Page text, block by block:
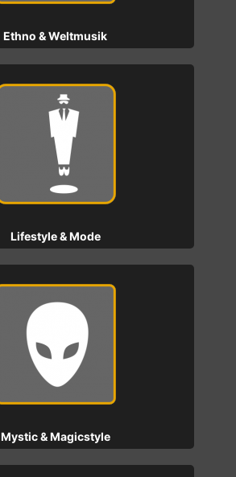
Ethno & Weltmusik
Lifestyle & Mode
Mystic & Magicstyle